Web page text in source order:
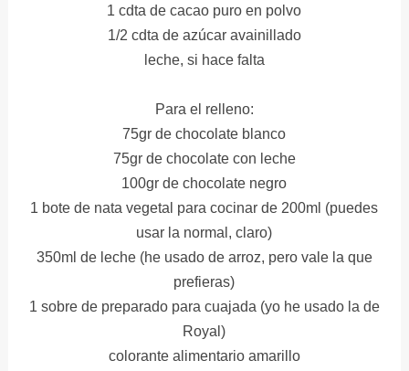
1 cdta de cacao puro en polvo
1/2 cdta de azúcar avainillado
leche, si hace falta
Para el relleno:
75gr de chocolate blanco
75gr de chocolate con leche
100gr de chocolate negro
1 bote de nata vegetal para cocinar de 200ml (puedes
usar la normal, claro)
350ml de leche (he usado de arroz, pero vale la que
prefieras)
1 sobre de preparado para cuajada (yo he usado la de
Royal)
colorante alimentario amarillo